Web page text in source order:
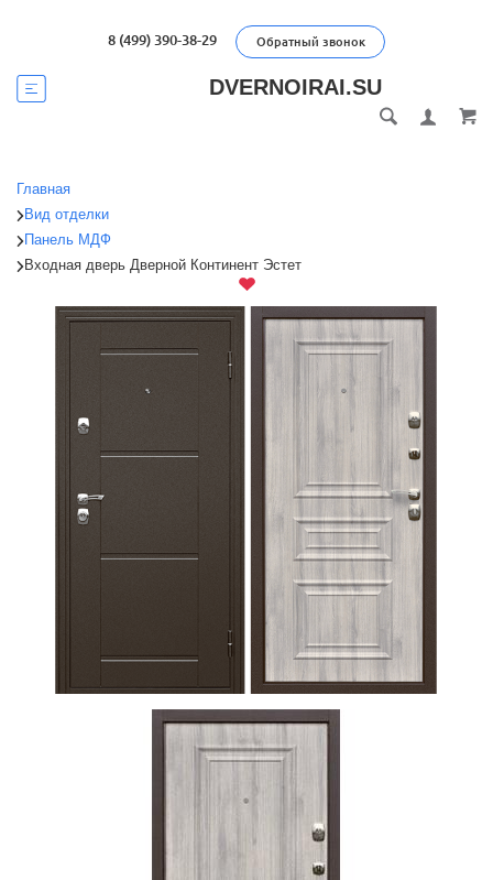
8 (499) 390-38-29 Обратный звонок
DVERNOIRAI.SU
Главная
Вид отделки
Панель МДФ
Входная дверь Дверной Континент Эстет